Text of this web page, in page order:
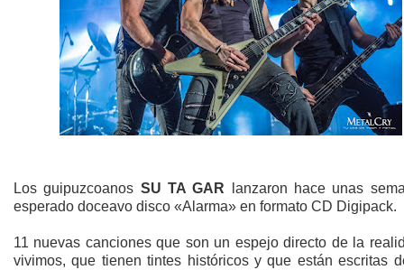
Los guipuzcoanos SU TA GAR lanzaron hace unas
esperado doceavo disco «Alarma» en formato CD Digipack.
11 nuevas canciones que son un espejo directo de la
vivimos, que tienen tintes históricos y que están escritas